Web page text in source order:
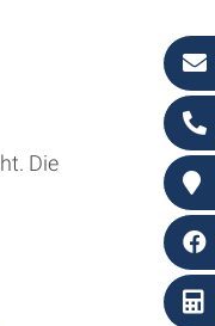
Die